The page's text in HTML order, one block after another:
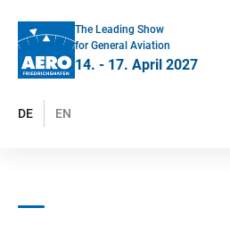
The Leading Show
for General Aviation
14. - 17. April 2027
DE EN